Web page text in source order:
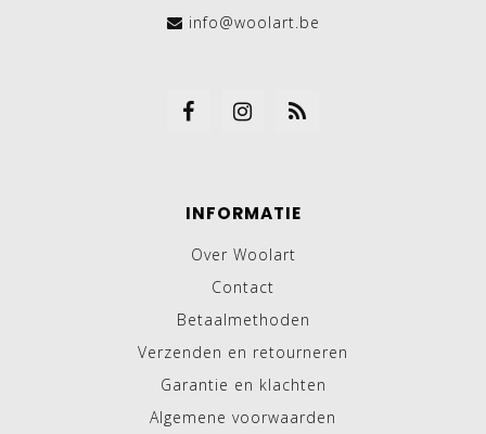
info@woolart.be
INFORMATIE
Over Woolart
Contact
Betaalmethoden
Verzenden en retourneren
Garantie en klachten
Algemene voorwaarden